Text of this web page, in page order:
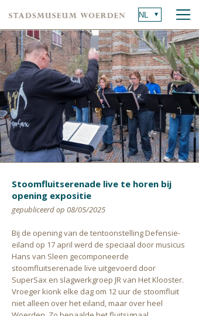
Stoomfluitserenade live te horen bij
opening expositie
gepubliceerd op 08/05/2025
Bij de opening van de tentoonstelling Defensie-
eiland op 17 april werd de speciaal door musicus
Hans van Sleen gecomponeerde
stoomfluitserenade live uitgevoerd door
SuperSax en slagwerkgroep JR van Het Klooster.
Vroeger kionk elke dag om 12 uur de stoomfluit
niet alleen over het eiland, maar over heel